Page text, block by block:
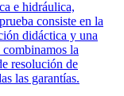
e hidráulica,
consiste en la
didáctica y una
la
resolución de
las garantías.